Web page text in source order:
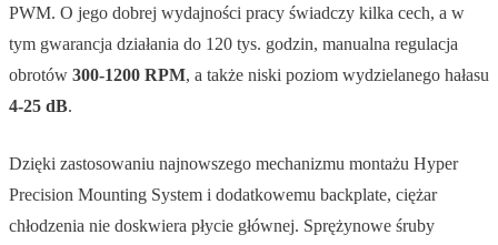
PWM. O jego dobrej wydajności pracy świadczy kilka cech, a w
tym gwarancja działania do 120 tys. godzin, manualna regulacja
obrotów 300-1200 RPM, a także niski poziom wydzielanego hałasu
4-25 dB.
Dzięki zastosowaniu najnowszego mechanizmu montażu Hyper
Precision Mounting System i dodatkowemu backplate, ciężar
chłodzenia nie doskwiera płycie głównej. Sprężynowe śruby